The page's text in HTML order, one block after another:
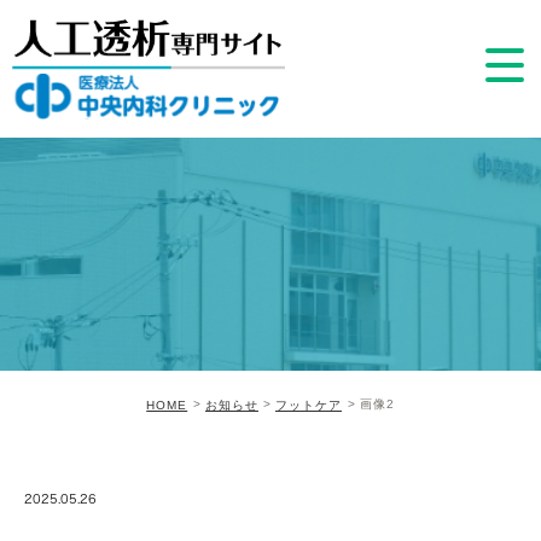
HOME お知らせ フットケア 画像2
2025.05.26